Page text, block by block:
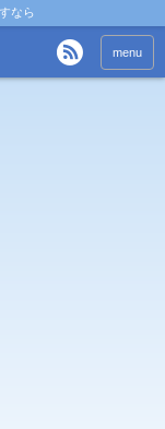
なら
menu